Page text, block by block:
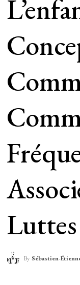
Luttes
By Sébastien-Étienne